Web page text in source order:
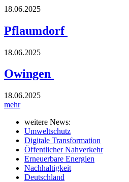
18.06.2025
Pflaumdorf
18.06.2025
Owingen
18.06.2025
mehr
weitere News:
Umweltschutz
Digitale Transformation
Öffentlicher Nahverkehr
Erneuerbare Energien
Nachhaltigkeit
Deutschland